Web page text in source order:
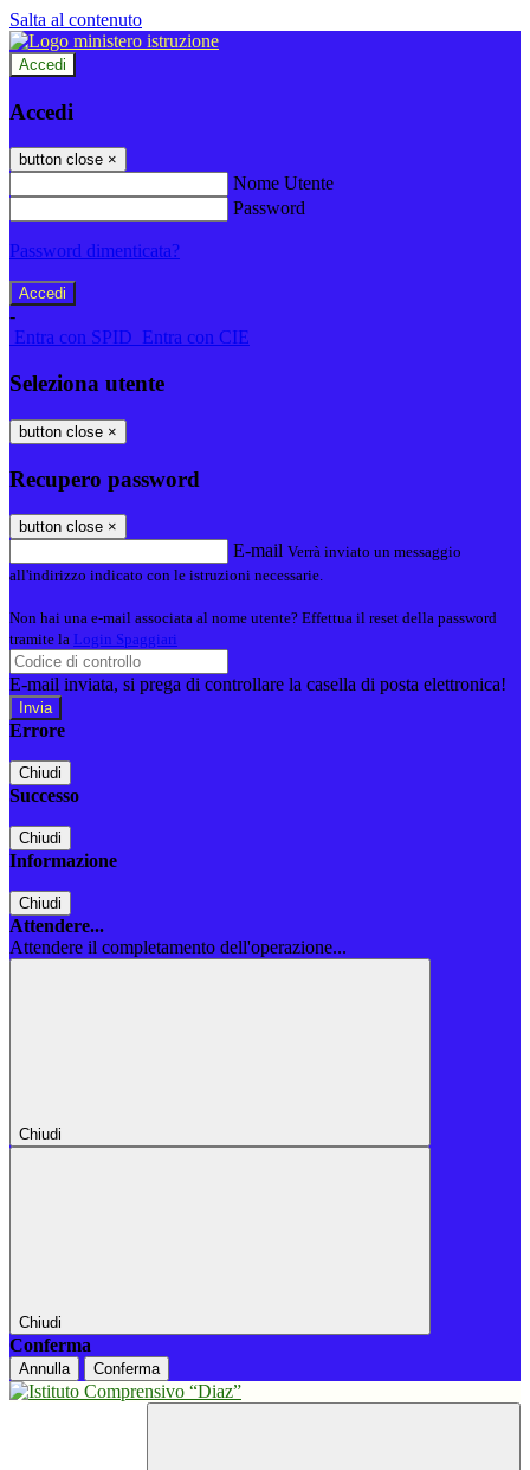
Salta al contenuto
Accedi
Accedi
button close ×
Nome Utente
Password
Password dimenticata?
-
Entra con SPID Entra con CIE
Seleziona utente
button close ×
Recupero password
button close ×
E-mail Verrà inviato un messaggio
all'indirizzo indicato con le istruzioni necessarie.
Non hai una e-mail associata al nome utente? Effettua il reset della password
tramite la Login Spaggiari
E-mail inviata, si prega di controllare la casella di posta elettronica!
Errore
Chiudi
Successo
Chiudi
Informazione
Chiudi
Attendere...
Attendere il completamento dell'operazione...
Chiudi
Chiudi
Conferma
Annulla Conferma